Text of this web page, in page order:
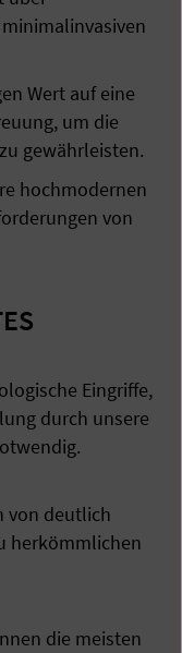
Wert auf eine
um die
gewährleisten.
hochmodernen
von
Eingriffe,
durch unsere
von deutlich
herkömmlichen
die meisten